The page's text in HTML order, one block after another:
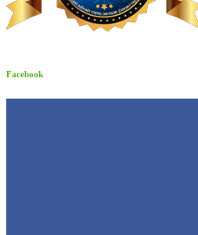
Facebook